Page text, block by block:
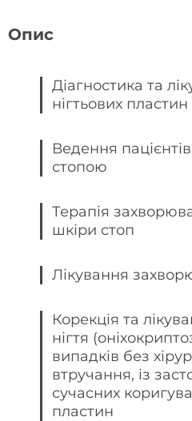
Опис
Діагностика та
нігтьових пластин
Ведення
стопою
Терапія
шкіри стоп
Лікування
Корекція та
нігтя
випадків без
втручання, із
сучасних
пластин